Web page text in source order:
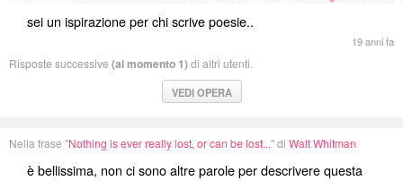
sei un ispirazione per chi scrive poesie..
19 anni fa
Risposte successive (al momento 1)di altri utenti.
VEDI OPERA
Nella frase "Nothing is ever really lost, or can be lost..." di Walt Whitman
è bellissima, non ci sono altre parole per descrivere questa